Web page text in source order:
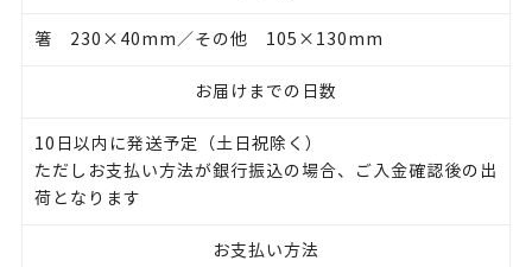
箸 230×40mm／その他 105×130mm
お届けまでの日数
10日以内に発送予定（土日祝除く）
ただしお支払い方法が銀行振込の場合、ご入金確認後の出
荷となります
お支払い方法